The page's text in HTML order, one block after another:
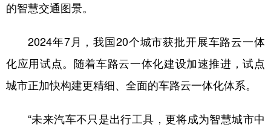
的智慧交通图景。
2024年7月，我国20个城市获批开展车路云一体
化应用试点。随着车路云一体化建设加速推进，试点
城市正加快构建更精细、全面的车路云一体化体系。
“未来汽车不只是出行工具，更将成为智慧城市中